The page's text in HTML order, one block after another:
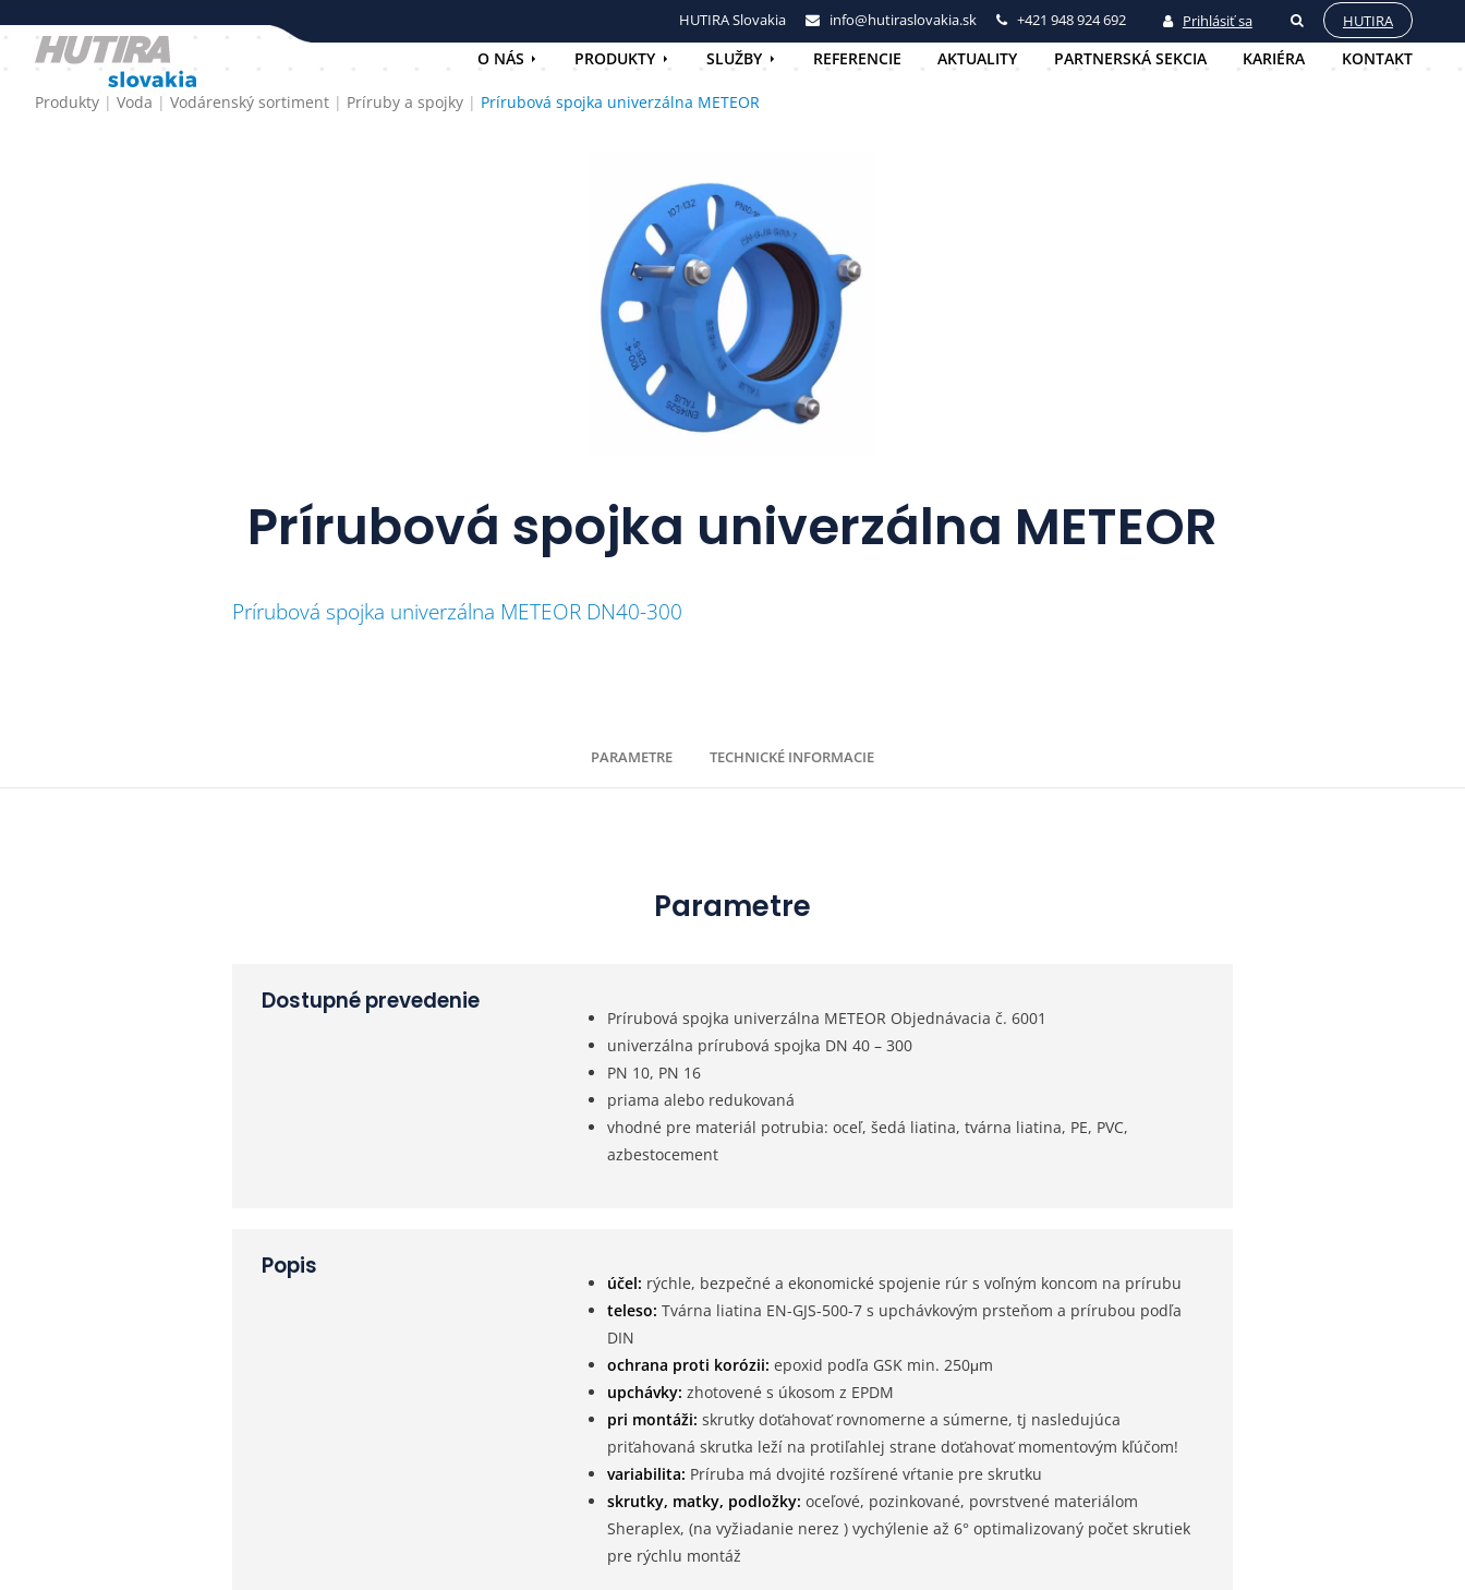
HUTIRA Slovakia info@hutiraslovakia.sk +421 948 924 692 Prihlásiť sa HUTIRA
O NÁS PRODUKTY SLUŽBY REFERENCIE AKTUALITY PARTNERSKÁ SEKCIA KARIÉRA KONTAKT
Produkty Voda Vodárenský sortiment Príruby a spojky Prírubová spojka univerzálna METEOR
Prírubová spojka univerzálna METEOR
Prírubová spojka univerzálna METEOR DN40-300
PARAMETRE TECHNICKÉ INFORMACIE
Parametre
Dostupné prevedenie
Prírubová spojka univerzálna METEOR Objednávacia č. 6001
univerzálna prírubová spojka DN 40 – 300
PN 10, PN 16
priama alebo redukovaná
vhodné pre materiál potrubia: oceľ, šedá liatina, tvárna liatina, PE, PVC,
azbestocement
Popis
účel: rýchle, bezpečné a ekonomické spojenie rúr s voľným koncom na prírubu
teleso: Tvárna liatina EN-GJS-500-7 s upchávkovým prsteňom a prírubou podľa
DIN
ochrana proti korózii: epoxid podľa GSK min. 250μm
upchávky: zhotovené s úkosom z EPDM
pri montáži: skrutky doťahovať rovnomerne a súmerne, tj nasledujúca
priťahovaná skrutka leží na protiľahlej strane doťahovať momentovým kľúčom!
variabilita: Príruba má dvojité rozšírené vŕtanie pre skrutku
skrutky, matky, podložky: oceľové, pozinkované, povrstvené materiálom
Sheraplex, (na vyžiadanie nerez ) vychýlenie až 6° optimalizovaný počet skrutiek
pre rýchlu montáž